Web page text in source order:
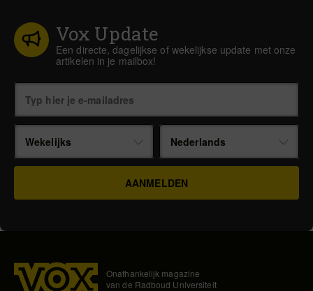
Vox Update
Een directe, dagelijkse of wekelijkse update met onze
artikelen in je mailbox!
Wekelijks Nederlands
Onafhankelijk magazine
van de Radboud Universiteit